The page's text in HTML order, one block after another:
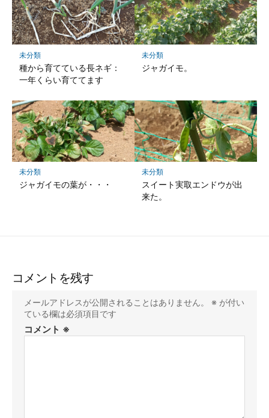
未分類
種から育てている長ネギ：
一年くらい育ててます
未分類
ジャガイモ。
未分類
ジャガイモの葉が・・・
未分類
スイート実取エンドウが出
来た。
コメントを残す
メールアドレスが公開されることはありません。 ※ が付い
ている欄は必須項目です
コメント ※